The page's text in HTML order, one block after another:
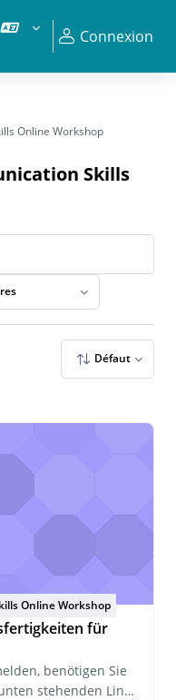
Connexion
Online Workshop
Skills
Online Workshop
Défaut
Online Workshop
für
benötigen Sie
stehenden Link,